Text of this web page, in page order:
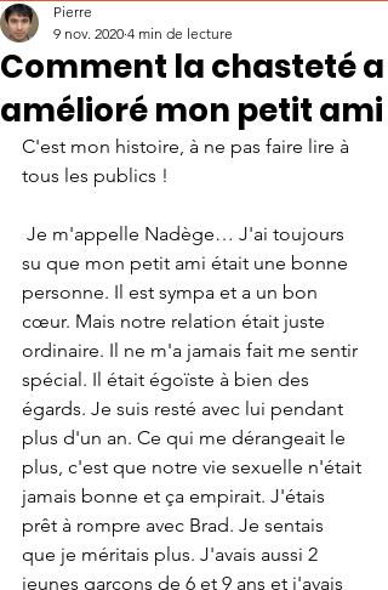
Comment la chasteté a
amélioré mon petit ami
Pierre
9 nov. 2020 4 min de lecture
C'est mon histoire, à ne pas faire lire à
tous les publics !
su que mon petit ami était une bonne
personne. Il est sympa et a un bon
cœur. Mais notre relation était juste
ordinaire. Il ne m'a jamais fait me sentir
spécial. Il était égoïste à bien des
égards. Je suis resté avec lui pendant
plus d'un an. Ce qui me dérangeait le
plus, c'est que notre vie sexuelle n'était
jamais bonne et ça empirait. J'étais
prêt à rompre avec Brad. Je sentais
que je méritais plus. J'avais aussi 2
jeunes garçons de 6 et 9 ans et j'avais